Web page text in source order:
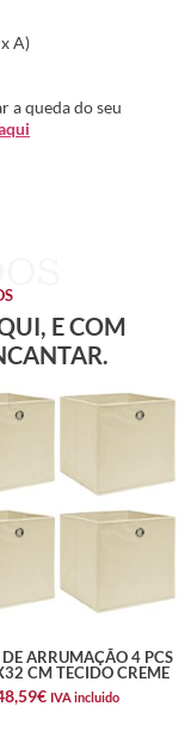
A)
a queda do seu
E COM
ARRUMAÇÃO 4 PCS
CM TECIDO CREME
€ IVA incluido